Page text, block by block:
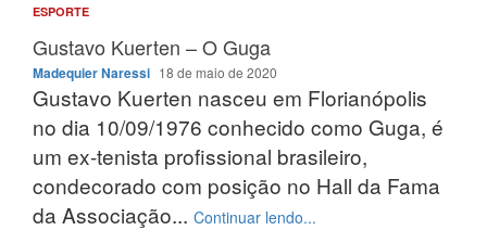
ESPORTE
Gustavo Kuerten – O Guga
Madequier Naressi 18 de maio de 2020
Gustavo Kuerten nasceu em Florianópolis
no dia 10/09/1976 conhecido como Guga, é
um ex-tenista profissional brasileiro,
condecorado com posição no Hall da Fama
da Associação... Continuar lendo...